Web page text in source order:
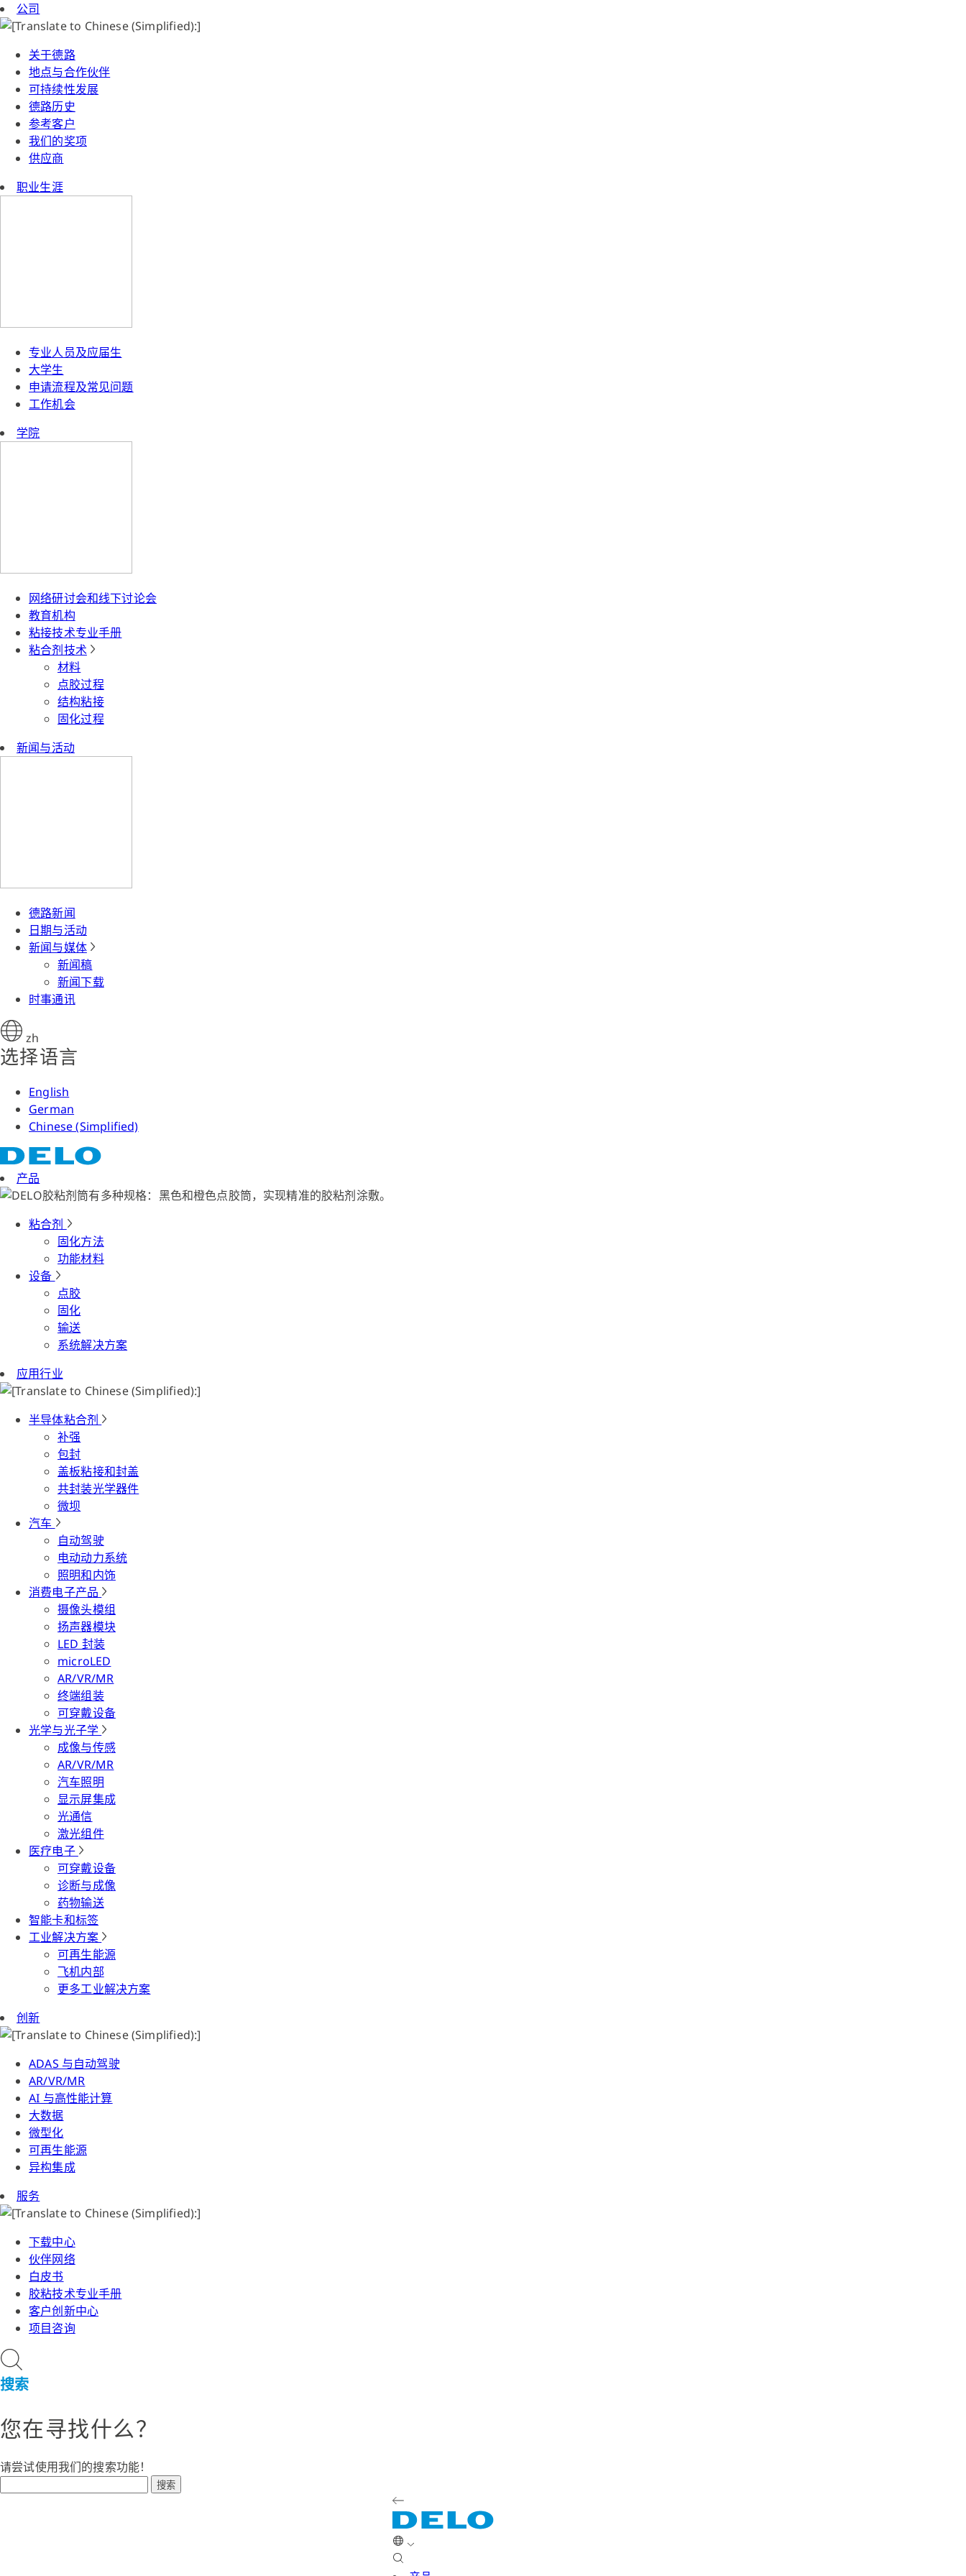
公司
关于德路
地点与合作伙伴
可持续性发展
德路历史
参考客户
我们的奖项
供应商
职业生涯
专业人员及应届生
大学生
申请流程及常见问题
工作机会
学院
网络研讨会和线下讨论会
教育机构
粘接技术专业手册
粘合剂技术
材料
点胶过程
结构粘接
固化过程
新闻与活动
德路新闻
日期与活动
新闻与媒体
新闻稿
新闻下载
时事通讯
zh
选择语言
English
German
Chinese (Simplified)
产品
粘合剂
固化方法
功能材料
设备
点胶
固化
输送
系统解决方案
应用行业
半导体粘合剂
补强
包封
盖板粘接和封盖
共封装光学器件
微坝
汽车
自动驾驶
电动动力系统
照明和内饰
消费电子产品
摄像头模组
扬声器模块
LED 封装
microLED
AR/VR/MR
终端组装
可穿戴设备
光学与光子学
成像与传感
AR/VR/MR
汽车照明
显示屏集成
光通信
激光组件
医疗电子
可穿戴设备
诊断与成像
药物输送
智能卡和标签
工业解决方案
可再生能源
飞机内部
更多工业解决方案
创新
ADAS 与自动驾驶
AR/VR/MR
AI 与高性能计算
大数据
微型化
可再生能源
异构集成
服务
下载中心
伙伴网络
白皮书
胶粘技术专业手册
客户创新中心
项目咨询
搜索
您在寻找什么？
请尝试使用我们的搜索功能！
搜索